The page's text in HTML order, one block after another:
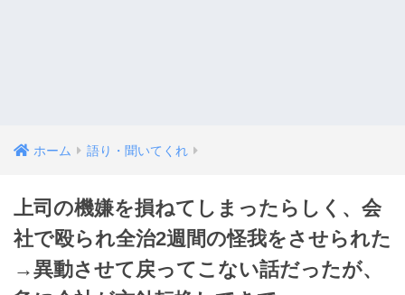
ホーム 語り・聞いてくれ
上司の機嫌を損ねてしまったらしく、会
社で殴られ全治2週間の怪我をさせられた
→異動させて戻ってこない話だったが、